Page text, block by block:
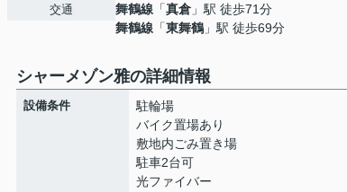
交通
舞鶴線 「真倉 」駅 徒歩71分
舞鶴線 「東舞鶴 」駅 徒歩69分
シャーメゾン雅の詳細情報
設備条件
駐輪場
バイク置場あり
敷地内ごみ置き場
駐車2台可
光ファイバー